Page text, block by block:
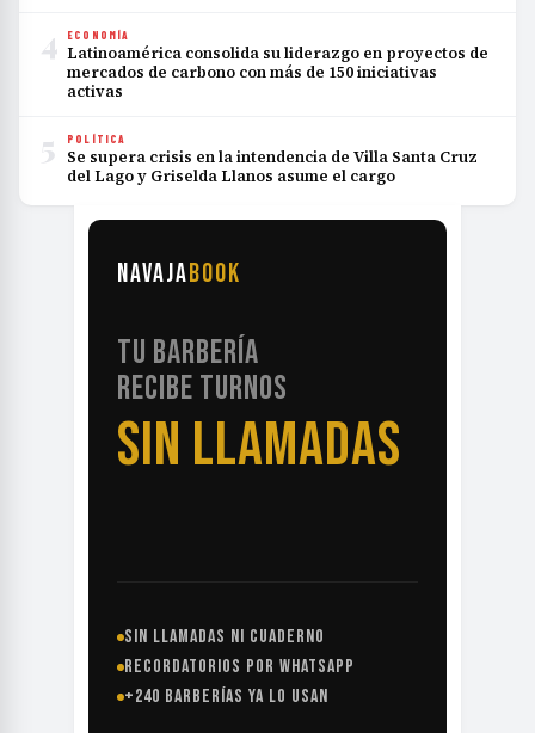
4 ECONOMÍA
Latinoamérica consolida su liderazgo en proyectos de
mercados de carbono con más de 150 iniciativas
activas
5 POLÍTICA
Se supera crisis en la intendencia de Villa Santa Cruz
del Lago y Griselda Llanos asume el cargo
NAVAJABOOK
TU BARBERÍA
RECIBE TURNOS
SIN LLAMADAS
SIN LLAMADAS NI CUADERNO
RECORDATORIOS POR WHATSAPP
+240 BARBERÍAS YA LO USAN